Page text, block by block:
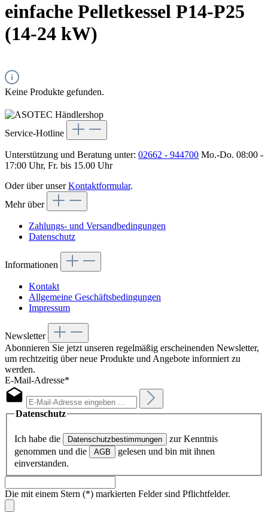
einfache Pelletkessel P14-P25
(14-24 kW)
Keine Produkte gefunden.
Service-Hotline
Unterstützung und Beratung unter: 02662 - 944700 Mo.-Do. 08:00 -
17:00 Uhr, Fr. bis 15.00 Uhr
Oder über unserKontaktformular.
Mehr über
Zahlungs- und Versandbedingungen
Datenschutz
Informationen
Kontakt
Allgemeine Geschäftsbedingungen
Impressum
Newsletter
Abonnieren Sie jetzt unseren regelmäßig erscheinenden Newsletter,
um rechtzeitig über neue Produkte und Angebote informiert zu
werden.
E-Mail-Adresse*
Datenschutz
Ich habe die Datenschutzbestimmungen
zur Kenntnis
genommen und die
AGB
gelesen und bin mit ihnen
einverstanden.
Die mit einem Stern (*) markierten Felder sind Pflichtfelder.